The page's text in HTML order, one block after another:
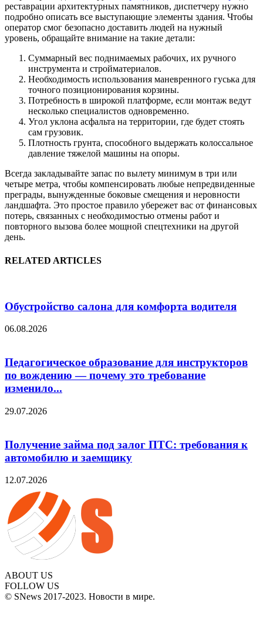
реставрации архитектурных памятников, диспетчеру нужно
подробно описать все выступающие элементы здания. Чтобы
оператор смог безопасно доставить людей на нужный
уровень, обращайте внимание на такие детали:
Суммарный вес поднимаемых рабочих, их ручного
инструмента и стройматериалов.
Необходимость использования маневренного гуська для
точного позиционирования корзины.
Потребность в широкой платформе, если монтаж ведут
несколько специалистов одновременно.
Угол уклона асфальта на территории, где будет стоять
сам грузовик.
Плотность грунта, способного выдержать колоссальное
давление тяжелой машины на опоры.
Всегда закладывайте запас по вылету минимум в три или
четыре метра, чтобы компенсировать любые непредвиденные
преграды, вынужденные боковые смещения и неровности
ландшафта. Это простое правило убережет вас от финансовых
потерь, связанных с необходимостью отмены работ и
повторного вызова более мощной спецтехники на другой
день.
RELATED ARTICLES
Обустройство салона для комфорта водителя
06.08.2026
Педагогическое образование для инструкторов
по вождению — почему это требование
изменило...
29.07.2026
Получение займа под залог ПТС: требования к
автомобилю и заемщику
12.07.2026
ABOUT US
FOLLOW US
© SNews 2017-2023. Новости в мире.